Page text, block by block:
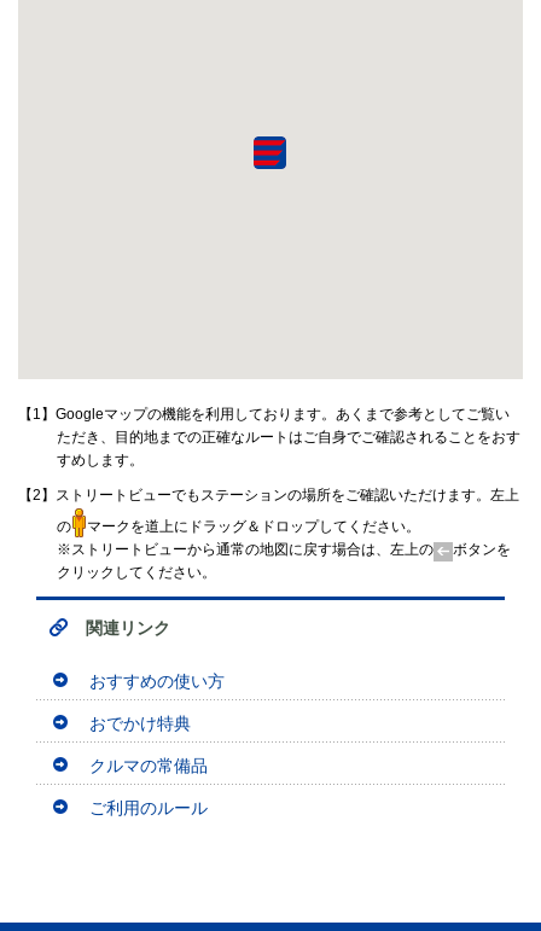
【1】Googleマップの機能を利用しております。あくまで参考としてご覧い
ただき、目的地までの正確なルートはご自身でご確認されることをおす
すめします。
【2】ストリートビューでもステーションの場所をご確認いただけます。左上
の
マークを道上にドラッグ＆ドロップしてください。
※ストリートビューから通常の地図に戻す場合は、左上の
ボタンを
クリックしてください。
関連リンク
おすすめの使い方
おでかけ特典
クルマの常備品
ご利用のルール